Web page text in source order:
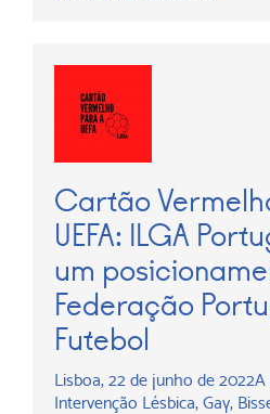
Cartão
UEFA: ILGA
um
Federação
Futebol
Lisboa, 22 de junho de
Intervenção Lésbica, Gay,